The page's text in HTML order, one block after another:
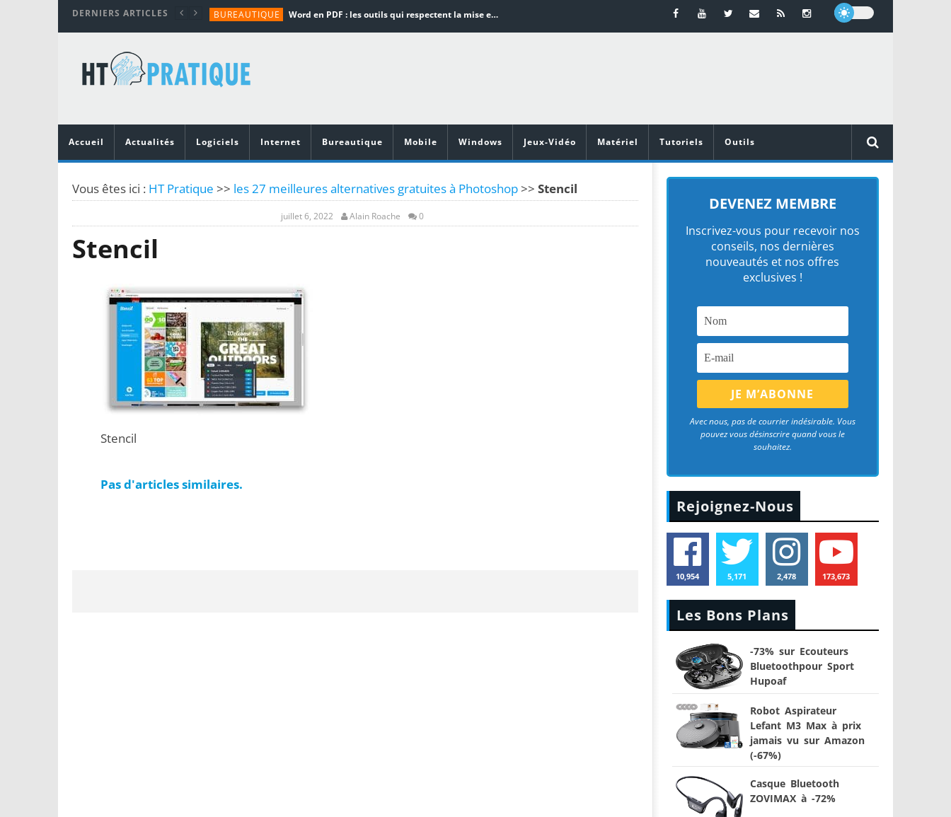
DERNIERS ARTICLES BUREAUTIQUE Word en PDF : les outils qui respectent la mise en page
TUTORIALS
MATÉRIEL
Vidéoprojecteurs Asus : Top 6 des meilleurs modèles de la marque
Accueil
Actualités Logiciels Internet Bureautique Mobile Windows Jeux-Vidéo Matériel Tutoriels Outils
Vous êtes ici : HT Pratique >> les 27 meilleures alternatives gratuites à Photoshop>> Stencil
juillet 6, 2022 Alain Roache 0
Stencil
Stencil
Pas d'articles similaires.
DEVENEZ MEMBRE
Inscrivez-vous pour recevoir nos
conseils, nos dernières
nouveautés et nos offres
exclusives !
Avec nous, pas de courrier indésirable. Vous
pouvez vous désinscrire quand vous le
souhaitez.
Rejoignez-Nous
10,954 5,171 2,478 173,673
Les Bons Plans
-73% sur Ecouteurs
Bluetoothpour Sport
Hupoaf
Robot Aspirateur
Lefant M3 Max à prix
jamais vu sur Amazon
(-67%)
Casque Bluetooth
ZOVIMAX à -72%